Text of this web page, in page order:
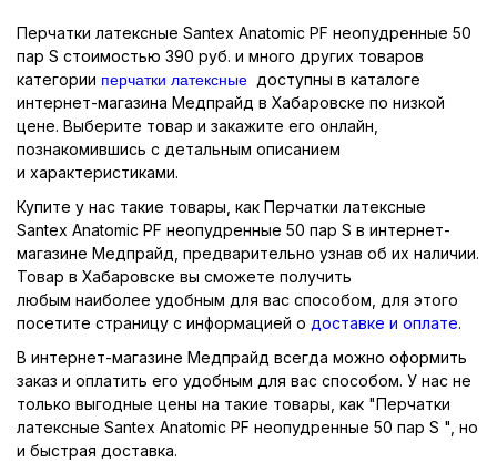
Перчатки латексные Santex Anatomic PF неопудренные 50
пар S стоимостью 390 руб. и много других товаров
категории перчатки латексные доступны в каталоге
интернет-магазина Медпрайд в Хабаровске по низкой
цене. Выберите товар и закажите его онлайн,
познакомившись с детальным описанием
и характеристиками.
Купите у нас такие товары, как Перчатки латексные
Santex Anatomic PF неопудренные 50 пар S в интернет-
магазине Медпрайд, предварительно узнав об их наличии.
Товар в Хабаровске вы сможете получить
любым наиболее удобным для вас способом, для этого
посетите страницу с информацией о доставке и оплате.
В интернет-магазине Медпрайд всегда можно оформить
заказ и оплатить его удобным для вас способом. У нас не
только выгодные цены на такие товары, как "Перчатки
латексные Santex Anatomic PF неопудренные 50 пар S ", но
и быстрая доставка.